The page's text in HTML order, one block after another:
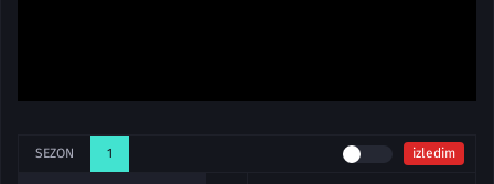
SEZON 1 izledim